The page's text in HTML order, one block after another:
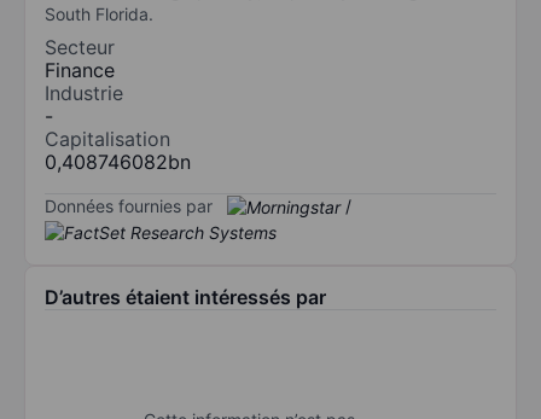
South Florida.
Secteur
Finance
Industrie
-
Capitalisation
0,408746082bn
Données fournies par /
D’autres étaient intéressés par